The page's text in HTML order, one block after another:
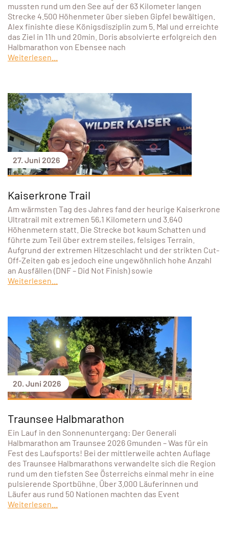
mussten rund um den See auf der 63 Kilometer langen
Strecke 4.500 Höhenmeter über sieben Gipfel bewältigen.
Alex finishte diese Königsdisziplin zum 5. Mal und erreichte
das Ziel in 11h und 20min. Doris absolvierte erfolgreich den
Halbmarathon von Ebensee nach
Weiterlesen...
27. Juni 2026
Kaiserkrone Trail
Am wärmsten Tag des Jahres fand der heurige Kaiserkrone
Ultratrail mit extremen 56,1 Kilometern und 3.640
Höhenmetern statt. Die Strecke bot kaum Schatten und
führte zum Teil über extrem steiles, felsiges Terrain.
Aufgrund der extremen Hitzeschlacht und der strikten Cut-
Off-Zeiten gab es jedoch eine ungewöhnlich hohe Anzahl
an Ausfällen (DNF – Did Not Finish) sowie
Weiterlesen...
20. Juni 2026
Traunsee Halbmarathon
Ein Lauf in den Sonnenuntergang: Der Generali
Halbmarathon am Traunsee 2026 Gmunden – Was für ein
Fest des Laufsports! Bei der mittlerweile achten Auflage
des Traunsee Halbmarathons verwandelte sich die Region
rund um den tiefsten See Österreichs einmal mehr in eine
pulsierende Sportbühne. Über 3.000 Läuferinnen und
Läufer aus rund 50 Nationen machten das Event
Weiterlesen...